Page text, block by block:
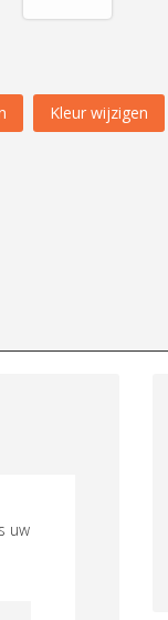
Kleur wijzigen
uw